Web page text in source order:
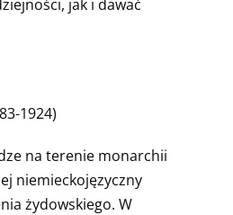
jak i dawać
1924)
na terenie monarchii
niemieckojęzyczny
żydowskiego. W